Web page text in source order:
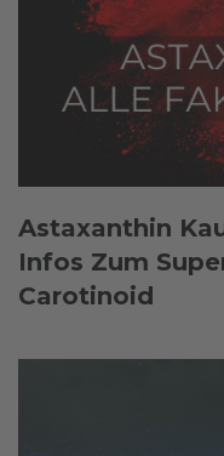
Astaxanthin
Infos Zum
Carotinoid